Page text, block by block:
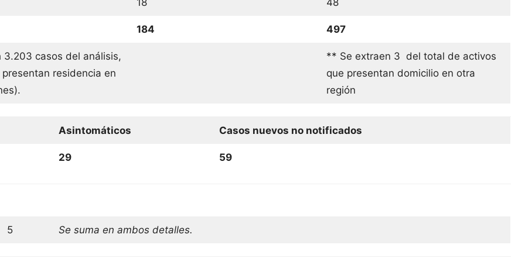
18 48
184 497
3.203 casos del análisis,
residencia en
** Se extraen 3 del total de activos
que presentan domicilio en otra
región
Asintomáticos Casos nuevos no notificados
29 59
5 Se suma en ambos detalles.